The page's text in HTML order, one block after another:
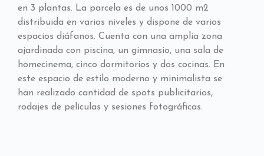
en 3 plantas. La parcela es de unos 1000 m2
distribuida en varios niveles y dispone de varios
espacios diáfanos. Cuenta con una amplia zona
ajardinada con piscina, un gimnasio, una sala de
homecinema, cinco dormitorios y dos cocinas. En
este espacio de estilo moderno y minimalista se
han realizado cantidad de spots publicitarios,
rodajes de películas y sesiones fotográficas.